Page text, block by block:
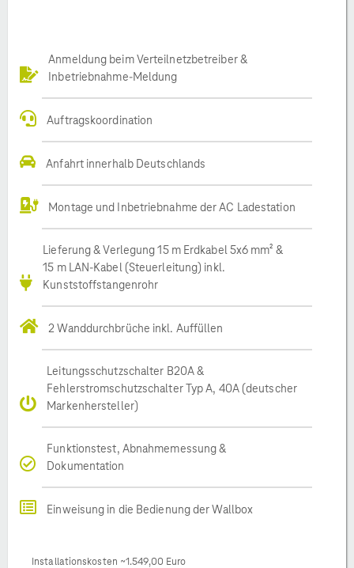
Anmeldung beim Verteilnetzbetreiber &
Inbetriebnahme-Meldung
Auftragskoordination
Anfahrt innerhalb Deutschlands
Montage und Inbetriebnahme der AC Ladestation
Lieferung & Verlegung 15 m Erdkabel 5x6 mm² &
15 m LAN-Kabel (Steuerleitung) inkl.
Kunststoffstangenrohr
2 Wanddurchbrüche inkl. Auffüllen
Leitungsschutzschalter B20A &
Fehlerstromschutzschalter Typ A, 40A (deutscher
Markenhersteller)
Funktionstest, Abnahmemessung &
Dokumentation
Einweisung in die Bedienung der Wallbox
Installationskosten ~1.549,00 Euro